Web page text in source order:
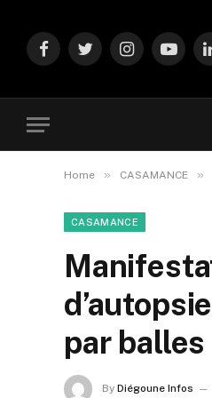
FacebookTwitterInstagram
Home » CASAMANCE »
CASAMANCE
par balles
By Diégoune Infos